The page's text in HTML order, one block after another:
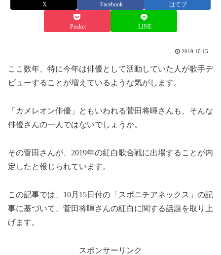
X Facebook はてブ
Pocket LINE
2019.10.15
ここ数年、特に今年は俳優として活動していた人が歌手デ
ビューすることが増えているような気がします。
「カメレオン俳優」ともいわれる菅田将暉さんも、そんな
俳優さんの一人ではないでしょうか。
その菅田さんが、2019年の紅白歌合戦に出場することが内
定したと報じられています。
この記事では、10月15日付の「スポニチアネックス」の記
事に基づいて、菅田将暉さんの紅白に関する話題を取り上
げます。
スポンサーリンク